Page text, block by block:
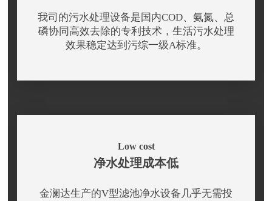
我司的污水处理设备是国内COD、氨氮、总
磷协同高效去除的专利技术，生活污水处理
效果稳定达到污综一级A标准。
Low cost
净水处理成本低
金澜达生产的V型滤池净水设备几乎无需投